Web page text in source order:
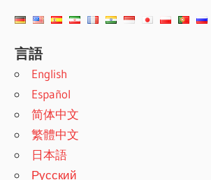
言語
English
Español
简体中文
繁體中文
日本語
Русский